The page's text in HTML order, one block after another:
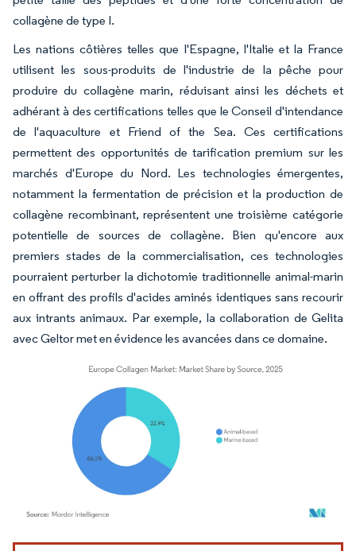
collagène de type I.
Les nations côtières telles que l'Espagne, l'Italie et la France
utilisent les sous-produits de l'industrie de la pêche pour
produire du collagène marin, réduisant ainsi les déchets et
adhérant à des certifications telles que le Conseil d'intendance
de l'aquaculture et Friend of the Sea. Ces certifications
permettent des opportunités de tarification premium sur les
marchés d'Europe du Nord. Les technologies émergentes,
notamment la fermentation de précision et la production de
collagène recombinant, représentent une troisième catégorie
potentielle de sources de collagène. Bien qu'encore aux
premiers stades de la commercialisation, ces technologies
pourraient perturber la dichotomie traditionnelle animal-marin
en offrant des profils d'acides aminés identiques sans recourir
aux intrants animaux. Par exemple, la collaboration de Gelita
avec Geltor met en évidence les avancées dans ce domaine.
Image © Mordor Intelligence. La réutilisation nécessite une attribution sous CC BY